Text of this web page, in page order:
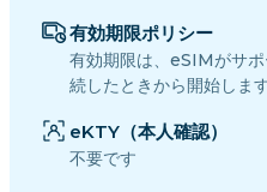
有効期限ポリシー
有効期限は、eSIMがサ
続したときから開始します
eKTY（本人確認）
不要です